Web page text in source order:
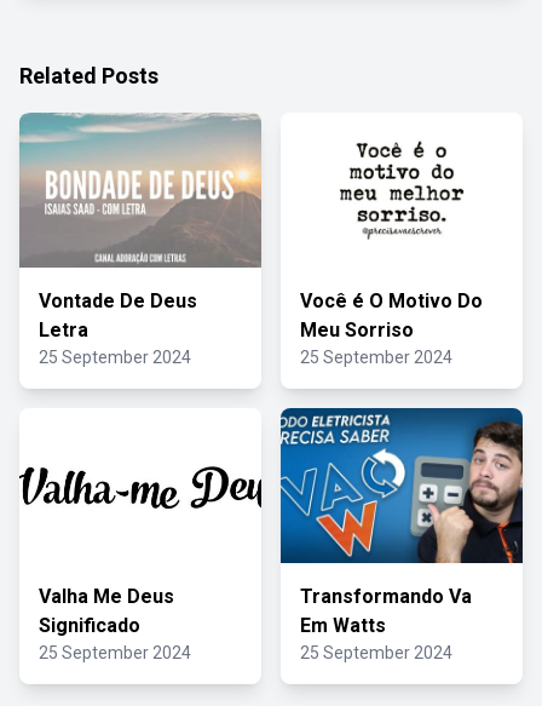
Related Posts
Vontade De Deus
Letra
25 September 2024
Você é O Motivo Do
Meu Sorriso
25 September 2024
Valha Me Deus
Significado
25 September 2024
Transformando Va
Em Watts
25 September 2024